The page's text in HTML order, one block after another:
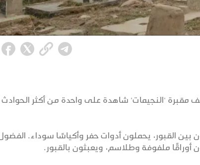
'النجيمات' شاهدة على واحدة من أكثر الحوادث
القبور، يحملون أدوات حفر وأكياسًا سوداء.
أوراقًا ملفوفة وطلاسم، ويعبثون بالقبور.